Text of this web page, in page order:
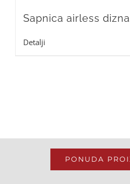
Sapnica airless
Detalji
PONUDA